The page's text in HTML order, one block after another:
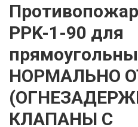
PPK-1-90 для
НОРМАЛЬНО
КЛАПАНЫ С